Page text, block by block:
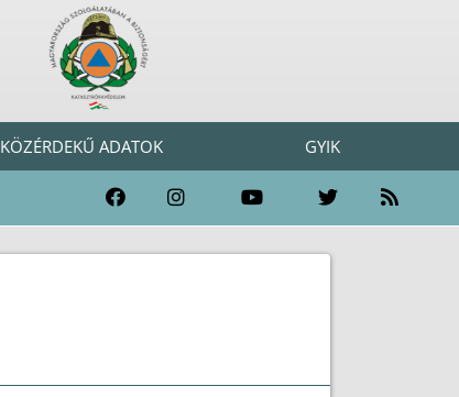
KÖZÉRDEKŰ ADATOK GYIK